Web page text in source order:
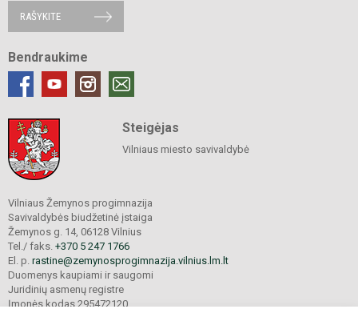
RAŠYKITE
Bendraukime
Steigėjas
Vilniaus miesto savivaldybė
Vilniaus Žemynos progimnazija
Savivaldybės biudžetinė įstaiga
Žemynos g. 14, 06128 Vilnius
Tel./ faks. +370 5 247 1766
El. p. rastine@zemynosprogimnazija.vilnius.lm.lt
Duomenys kaupiami ir saugomi
Juridinių asmenų registre
Įmonės kodas 295472120